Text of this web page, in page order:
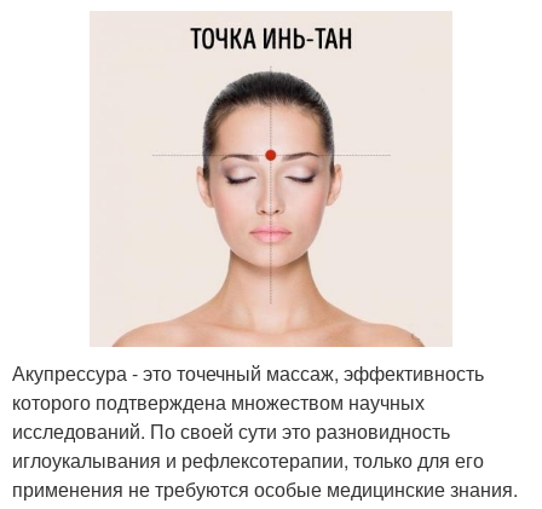
Акупрессура - это точечный массаж, эффективность
которого подтверждена множеством научных
исследований. По своей сути это разновидность
иглоукалывания и рефлексотерапии, только для его
применения не требуются особые медицинские знания.